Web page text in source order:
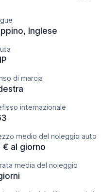
Inglese
di marcia
internazionale
medio del noleggio auto
€ al giorno
media del noleggio